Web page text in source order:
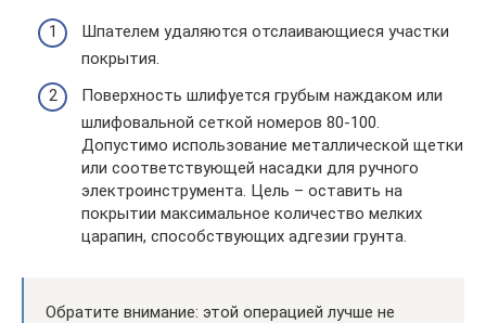
Шпателем удаляются отслаивающиеся участки
покрытия.
Поверхность шлифуется грубым наждаком или
шлифовальной сеткой номеров 80-100.
Допустимо использование металлической щетки
или соответствующей насадки для ручного
электроинструмента. Цель – оставить на
покрытии максимальное количество мелких
царапин, способствующих адгезии грунта.
Обратите внимание: этой операцией лучше не